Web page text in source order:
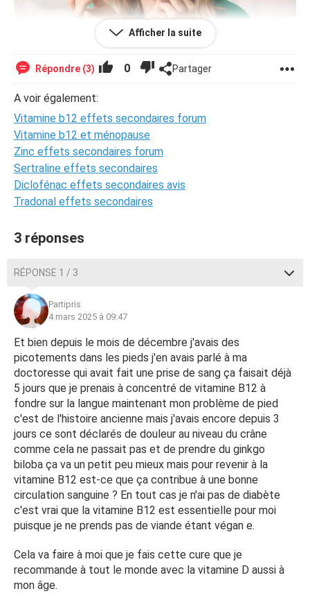
123rf-serezniy
La vitamine B12 est essentielle pour le maintien d'un
système nerveux sain, la production d'énergie et le
renouvellement cellulaire. Le déficit en cette vitamine
peut entraîner fatigue persistante, troubles de la
mémoire, baisse de moral et problèmes cardiovasculaires.
Il est important d'assurer un apport suffisant,
particulièrement après 40 ans. Les abats, fruits de mer,
poissons gras et produits laitiers sont de bonnes sources
naturelles de vitamine B12. Les végétariens et
supplémentation peut être nécessaire. Savez-vous quel
est votre taux de vitamine B12 ?
Afficher la suite
Répondre (3) 0 Partager
A voir également:
Vitamine b12 effets secondaires forum
Vitamine b12 et ménopause
Zinc effets secondaires forum
Sertraline effets secondaires
Diclofénac effets secondaires avis
Tradonal effets secondaires
3 réponses
RÉPONSE 1 / 3
Partipris
4 mars 2025 à 09:47
Et bien depuis le mois de décembre j'avais des
picotements dans les pieds j'en avais parlé à ma
doctoresse qui avait fait une prise de sang ça faisait déjà
5 jours que je prenais à concentré de vitamine B12 à
fondre sur la langue maintenant mon problème de pied
c'est de l'histoire ancienne mais j'avais encore depuis 3
jours ce sont déclarés de douleur au niveau du crâne
comme cela ne passait pas et de prendre du ginkgo
biloba ça va un petit peu mieux mais pour revenir à la
vitamine B12 est-ce que ça contribue à une bonne
circulation sanguine ? En tout cas je n'ai pas de diabète
c'est vrai que la vitamine B12 est essentielle pour moi
puisque je ne prends pas de viande étant végan e.
Cela va faire à moi que je fais cette cure que je
recommande à tout le monde avec la vitamine D aussi à
mon âge.